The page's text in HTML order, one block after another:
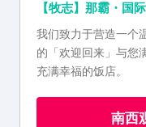
【牧志】那霸・国
我们致力于营造一个
的「欢迎回来」与您
充满幸福的饭店。
南西